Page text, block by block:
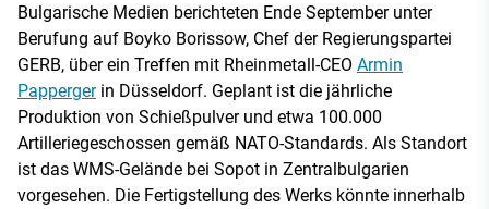
Bulgarische Medien berichteten Ende September unter
Berufung auf Boyko Borissow, Chef der Regierungspartei
GERB, über ein Treffen mit Rheinmetall-CEO Armin
Pappergerin Düsseldorf. Geplant ist die jährliche
Produktion von Schießpulver und etwa 100.000
Artilleriegeschossen gemäß NATO-Standards. Als Standort
ist das WMS-Gelände bei Sopot in Zentralbulgarien
vorgesehen. Die Fertigstellung des Werks könnte innerhalb